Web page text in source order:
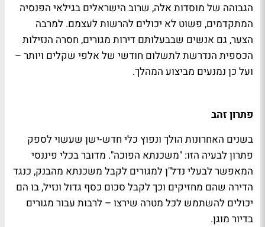
הגבוהה של מוסדות אלה, שרוב הישראלים בגילאי הפנסיה
המתקדמים, פשוט לא יכולים להרשות לעצמם. למרבה
הצער, גם אנשים שבבעלותם דירות מגורים, חסרה הנזילות
הכספית הנדרשת לתשלום חודשי של אלפי שקלים ויותר –
ועל כן נמנעים מביצוע המהלך.
פתרון זהב
בשנים האחרונות הולך ונפוץ כלי חדש-ישן שעשוי לספק
פתרון לבעיה הזו: "משכנתא הפוכה". מדובר בכלי פיננסי
המאפשר לבעלי נדל"ן למגורים לקבל משכנתא מהבנק, כנגד
הדירה שהם מחזיקים וכך לקבל סכום כסף גדול ונזיל, בו הם
יכולים להשתמש לכל מטרה שירצו – לרבות עבור מגורים
בדיור מוגן.